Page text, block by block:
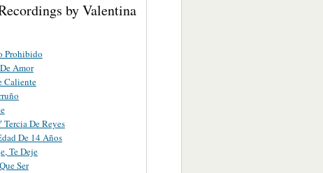
by Valentina
Prohibido
Amor
Caliente
Tercia De Reyes
De 14 Años
Te Deje
Ser